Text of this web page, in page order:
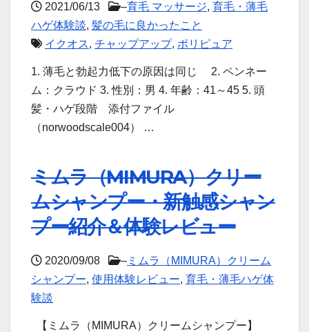
2021/06/13 –育毛 マッサージ, 育毛・薄毛
ハゲ体験談, 髪の毛に良かったこと
イクオス, チャップアップ, ポリピュア
1. 薄毛と勃起力低下の原因は同じ 2. ペンネー
ム：クラウド 3. 性別：男 4. 年齢：41～45 5. 頭
髪・ハゲ段階 添付ファイル
（norwoodscale004） …
ミムラ（MIMURA）クリー
ムシャンプー・新触感シャン
プー紹介＆体験レビュー
2020/09/08 – ミムラ（MIMURA）クリーム
シャンプー, 使用体験レビュー, 育毛・薄毛ハゲ体
験談
【ミムラ（MIMURA）クリームシャンプー】